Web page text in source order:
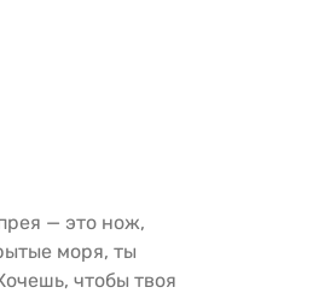
— это нож,
моря, ты
чтобы твоя